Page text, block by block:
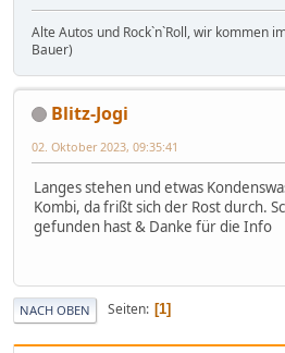
Alte Autos und RockˋnˋRoll, wir kommen
Bauer)
Blitz-Jogi
02. Oktober 2023, 09:35:41
Langes stehen und etwas
Kombi, da frißt sich der Rost durch.
gefunden hast & Danke für die Info
NACH OBEN Seiten 1